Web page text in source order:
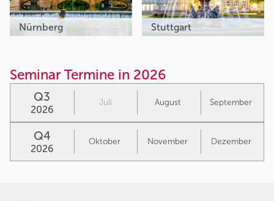
Nürnberg Stuttgart
Seminar Termine in 2026
Q3
2026
Juli August September
Q4
2026
Oktober November Dezember